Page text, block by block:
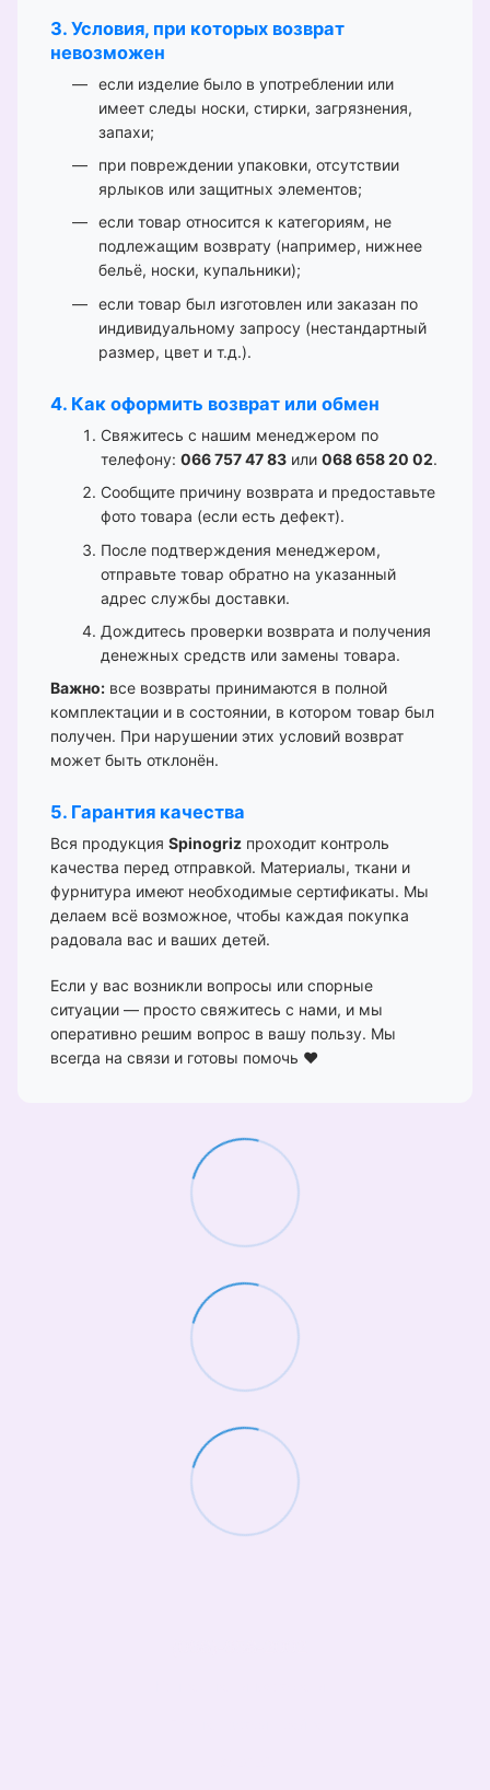
3. Условия, при которых возврат
невозможен
если изделие было в употреблении или
имеет следы носки, стирки, загрязнения,
запахи;
при повреждении упаковки, отсутствии
ярлыков или защитных элементов;
если товар относится к категориям, не
подлежащим возврату (например, нижнее
бельё, носки, купальники);
если товар был изготовлен или заказан по
индивидуальному запросу (нестандартный
размер, цвет и т.д.).
4. Как оформить возврат или обмен
Свяжитесь с нашим менеджером по
телефону: 066 757 47 83 или 068 658 20 02.
Сообщите причину возврата и предоставьте
фото товара (если есть дефект).
После подтверждения менеджером,
отправьте товар обратно на указанный
адрес службы доставки.
Дождитесь проверки возврата и получения
денежных средств или замены товара.
Важно: все возвраты принимаются в полной
комплектации и в состоянии, в котором товар был
получен. При нарушении этих условий возврат
может быть отклонён.
5. Гарантия качества
Вся продукция Spinogriz проходит контроль
качества перед отправкой. Материалы, ткани и
фурнитура имеют необходимые сертификаты. Мы
делаем всё возможное, чтобы каждая покупка
радовала вас и ваших детей.
Если у вас возникли вопросы или спорные
ситуации — просто свяжитесь с нами, и мы
оперативно решим вопрос в вашу пользу. Мы
всегда на связи и готовы помочь ❤️